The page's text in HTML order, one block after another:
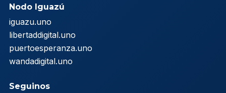
Nodo Iguazú
iguazu.uno
libertaddigital.uno
puertoesperanza.uno
wandadigital.uno
Seguinos